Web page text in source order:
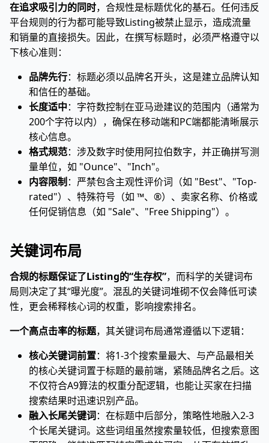
在追求吸引力的同时，合规性是标题优化的基石。任何违反
平台规则的行为都可能导致Listing被禁止显示，造成流量
和销量的直接损失。因此，在撰写标题时，必须严格遵守以
下核心准则：
品牌先行：标题必须以品牌名开头，这是建立品牌认知
和信任的基础。
长度适中：字符数控制在亚马逊建议的范围内（通常为
200个字符以内），确保在移动端和PC端都能清晰展示
核心信息。
格式规范：涉及数字时使用阿拉伯数字，并正确拼写测
量单位，如 "Ounce"、"Inch"。
内容限制 ：严禁包含主观性评价词（如 "Best"、"Top-
rated"）、特殊符号（如 ™、®）、卖家名称、价格或
任何促销信息（如 "Sale"、"Free Shipping"）。
关键词布局
合规的标题保证了Listing的“生存权”，而科学的关键词布
局则决定了其“曝光度”。混乱的关键词堆砌不仅会降低可读
性，更会稀释核心词的权重，影响搜索排名。
一个高点击率的标题，其关键词布局通常遵循以下逻辑：
核心关键词前置：将1-3个搜索量最大、与产品最相关
的核心关键词置于标题的最前端，紧随品牌名之后。这
不仅符合A9算法的权重分配逻辑，也能让买家在扫描
搜索结果时迅速识别产品。
融入长尾关键词：在标题中后部分，策略性地融入2-3
个长尾关键词。这些词组虽然搜索量较低，但搜索意图